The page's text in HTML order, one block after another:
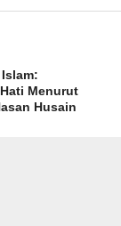
Menurut
Husain